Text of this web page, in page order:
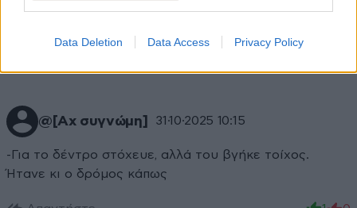
Data Deletion Data Access Privacy Policy
ξέρουμε...!!!!
Απαντήστε
@[Αχ συγνώμη] 31·10·2025 10:15
-Για το δέντρο στόχευε, αλλά του βγήκε τοίχος.
Ήτανε κι ο δρόμος κάπως